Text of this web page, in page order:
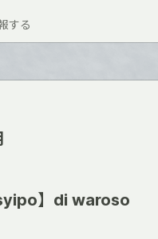
する
】di waroso